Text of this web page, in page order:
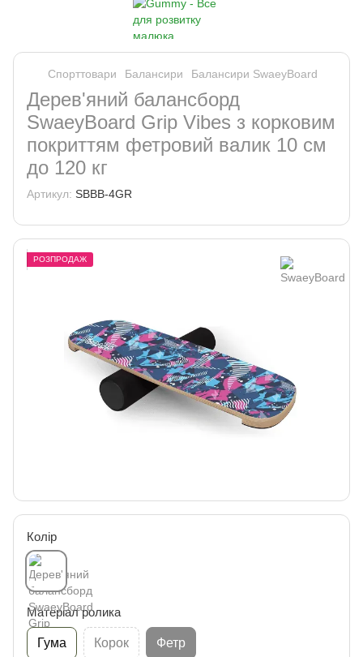
Спорттовари Балансири Балансири SwaeyBoard
Дерев'яний балансборд
SwaeyBoard Grip Vibes з корковим
покриттям фетровий валик 10 см
до 120 кг
Артикул: SBBB-4GR
РОЗПРОДАЖ
Колір
Матеріал ролика
Гума Корок Фетр